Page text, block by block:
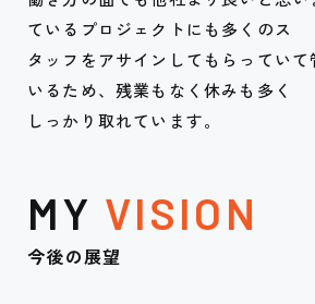
ているプロジェクトにも多くのス
タッフをアサインしてもらってい
いるため、残業もなく休みも多く
しっかり取れています。
MY VISION
今後の展望